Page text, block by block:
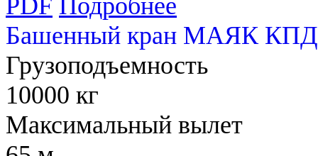
PDF Подробнее
Башенный кран МАЯК КПД
Грузоподъемность
10000 кг
Максимальный вылет